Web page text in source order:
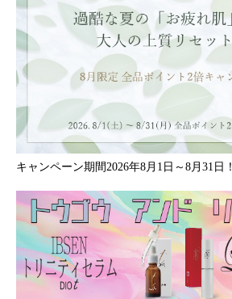
キャンペーン期間2026年8月1日～8月31日！